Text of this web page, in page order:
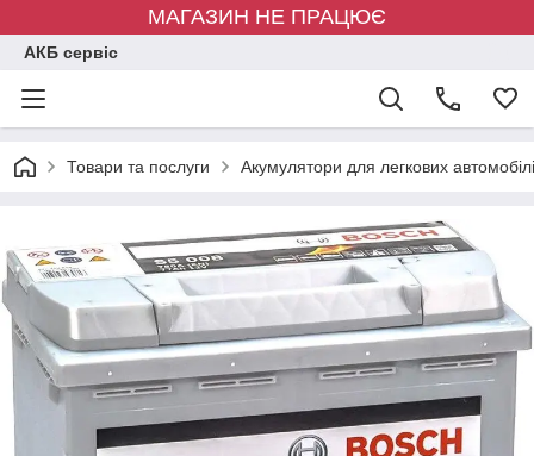
МАГАЗИН НЕ ПРАЦЮЄ
АКБ сервіс
Товари та послуги Акумулятори для легкових